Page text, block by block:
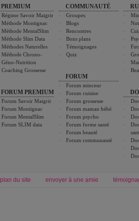
PREMIUM
Régime Savoir Maigrir
Méthode Montignac
Méthode MentalSlim
Méthode Slim Data
Méthodes Naturelles
Méthode Chrono-
Géno-Nutrition
Coaching Grossesse
FORUM PREMIUM
Forum Savoir Maigrir
Forum Montignac
Forum MentalSlim
Forum SLIM data
COMMUNAUTÉ
Groupes
Blogs
Rencontres
Bons plans
Témoignages
Quiz
FORUM
Forum minceur
Forum cuisine
Forum grossesse
Forum maman bébé
Forum psycho
Forum forme santé
Forum beauté
Forum communauté
plan du site envoyer à une amie